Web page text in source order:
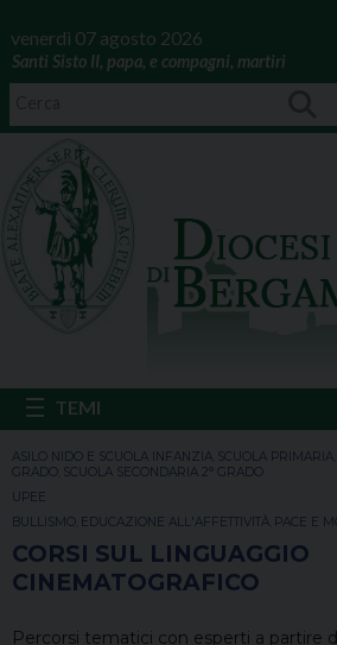
venerdì 07 agosto 2026
Santi Sisto II, papa, e compagni, martiri
ASILO NIDO E SCUOLA INFANZIA SCUOLA PRIMARIA
GRADO SCUOLA SECONDARIA 2° GRADO
UPEE
BULLISMO EDUCAZIONE ALL'AFFETTIVITÀ PACE E
CORSI SUL LINGUAGGIO
CINEMATOGRAFICO
Percorsi tematici con esperti a partire